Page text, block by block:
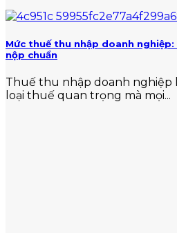
Mức thuế thu nhập doanh
nộp chuẩn
Thuế thu nhập doanh
loại thuế quan trọng mà mọi...